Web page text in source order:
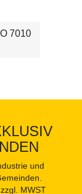
7010
und
MWST